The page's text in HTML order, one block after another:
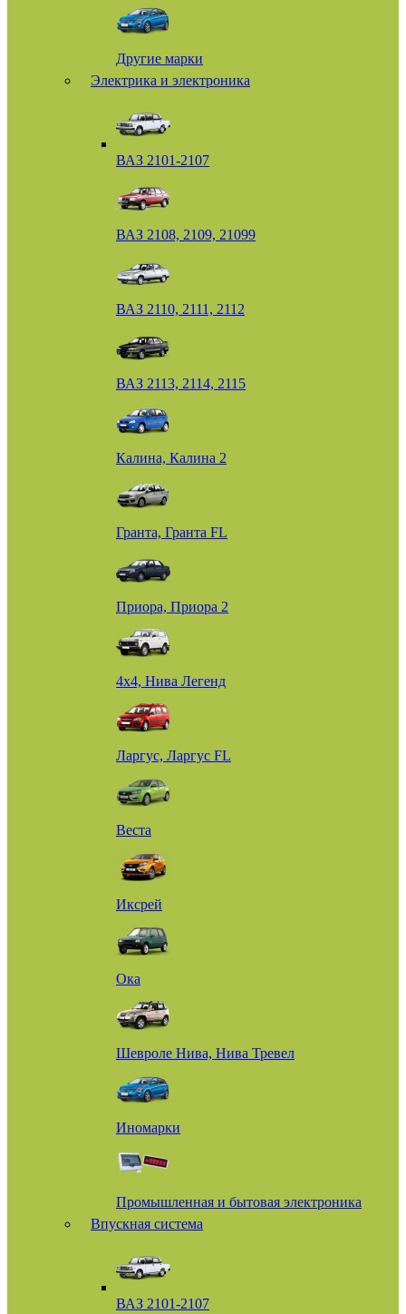
Другие марки
Электрика и электроника
ВАЗ 2101-2107
ВАЗ 2108, 2109, 21099
ВАЗ 2110, 2111, 2112
ВАЗ 2113, 2114, 2115
Калина, Калина 2
Гранта, Гранта FL
Приора, Приора 2
4х4, Нива Легенд
Ларгус, Ларгус FL
Веста
Иксрей
Ока
Шевроле Нива, Нива Тревел
Иномарки
Промышленная и бытовая электроника
Впускная система
ВАЗ 2101-2107